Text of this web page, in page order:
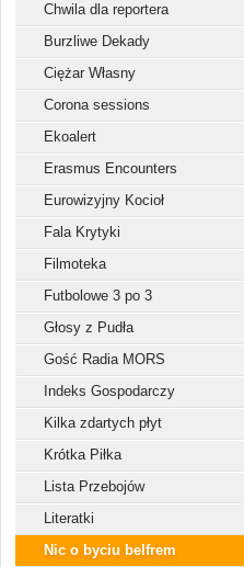
Chwila dla reportera
Burzliwe Dekady
Ciężar Własny
Corona sessions
Ekoalert
Erasmus Encounters
Eurowizyjny Kocioł
Fala Krytyki
Filmoteka
Futbolowe 3 po 3
Głosy z Pudła
Gość Radia MORS
Indeks Gospodarczy
Kilka zdartych płyt
Krótka Piłka
Lista Przebojów
Literatki
Nic o byciu belfrem